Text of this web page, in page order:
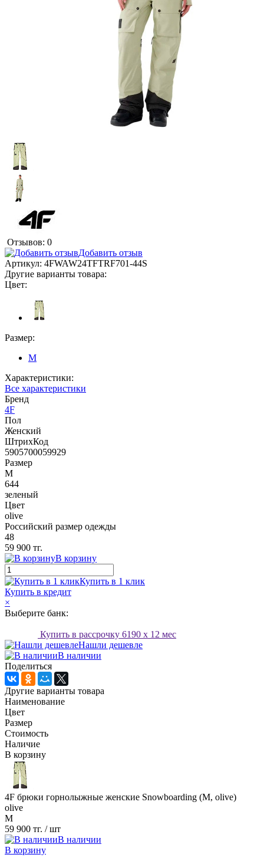
Отзывов: 0
Добавить отзыв
Артикул: 4FWAW24TFTRF701-44S
Другие варианты товара:
Цвет:
Размер:
M
Характеристики:
Все характеристики
Бренд
4F
Пол
Женский
ШтрихКод
5905700059929
Размер
M
644
зеленый
Цвет
olive
Российский размер одежды
48
59 900 тг.
В корзину
Купить в 1 клик
Купить в кредит
×
Выберите банк:
Купить в рассрочку 6190 x 12 мес
Нашли дешевле
В наличии
Поделиться
Другие варианты товара
Наименование
Цвет
Размер
Стоимость
Наличие
В корзину
4F брюки горнолыжные женские Snowboarding (M, olive)
olive
M
59 900 тг. / шт
В наличии
В корзину